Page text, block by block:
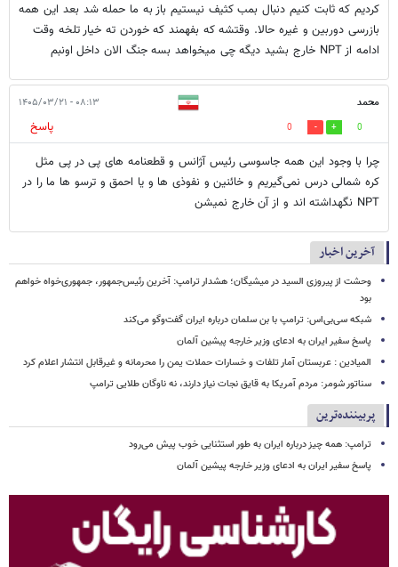
کردیم که ثابت کنیم دنبال بمب کثیف نیستیم باز به ما حمله شد بعد این همه
بازرسی دوربین و غیره حالا. وقتشه که بفهمند که خوردن ته خیار تلخه وقت
ادامه از NPT خارج بشید دیگه چی میخواهد بسه جنگ الان داخل اونبم
محمد ۰۸:۱۳ - ۱۴۰۵/۰۳/۲۱
0
0
پاسخ
چرا با وجود این همه جاسوسی رئیس آژانس و قطعنامه های پی در پی مثل
کره شمالی درس نمی‌گیریم و خائنین و نفوذی ها و یا احمق و ترسو ها ما را در
NPT نگهداشته اند و از آن خارج نمیشن
آخرین اخبار
وحشت از پیروزی السید در میشیگان؛ هشدار ترامپ: آخرین رئیس‌جمهور، جمهوری‌خواه خواهم
بود
شبکه سی‌بی‌اس: ترامپ با بن سلمان درباره ایران گفت‌وگو می‌کند
پاسخ سفیر ایران به ادعای وزیر خارجه پیشین آلمان
المیادین : عربستان آمار تلفات و خسارات حملات یمن را محرمانه و غیرقابل انتشار اعلام کرد
سناتور شومر: مردم آمریکا به قایق نجات نیاز دارند، نه ناوگان طلایی ترامپ
پربیننده‌ترین
ترامپ: همه چیز درباره ایران به طور استثنایی خوب پیش می‌رود
پاسخ سفیر ایران به ادعای وزیر خارجه پیشین آلمان